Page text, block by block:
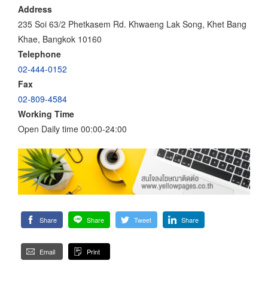
Address
235 Soi 63/2 Phetkasem Rd. Khwaeng Lak Song, Khet Bang
Khae, Bangkok 10160
Telephone
02-444-0152
Fax
02-809-4584
Working Time
Open Daily time 00:00-24:00
Share Share Tweet Share
Email Print